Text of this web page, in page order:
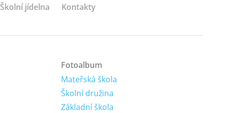
Školní jídelna Kontakty
Fotoalbum
Mateřská škola
Školní družina
Základní škola